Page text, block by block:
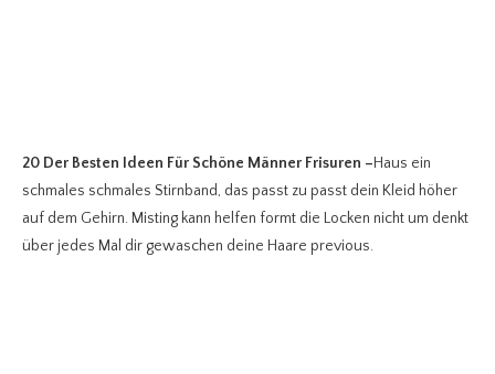
20 Der Besten Ideen Für Schöne Männer Frisuren –Haus ein
schmales schmales Stirnband, das passt zu passt dein Kleid höher
auf dem Gehirn. Misting kann helfen formt die Locken nicht um denkt
über jedes Mal dir gewaschen deine Haare previous.